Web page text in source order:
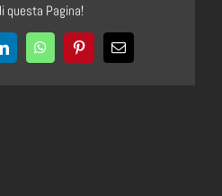
questa Pagina!
LinkedInWhatsAppPinterestEmail